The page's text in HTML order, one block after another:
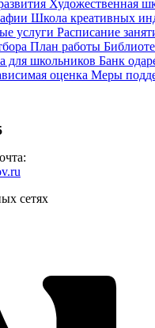
Художественная
Школа креативных
услуги Расписание
План работы
для школьников Банк
оценка Меры
сетях